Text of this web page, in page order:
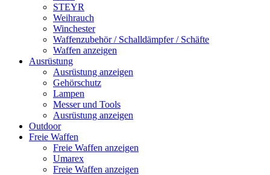
STEYR
Weihrauch
Winchester
Waffenzubehör / Schalldämpfer / Schäfte
Waffen anzeigen
Ausrüstung
Ausrüstung anzeigen
Gehörschutz
Lampen
Messer und Tools
Ausrüstung anzeigen
Outdoor
Freie Waffen
Freie Waffen anzeigen
Umarex
Freie Waffen anzeigen